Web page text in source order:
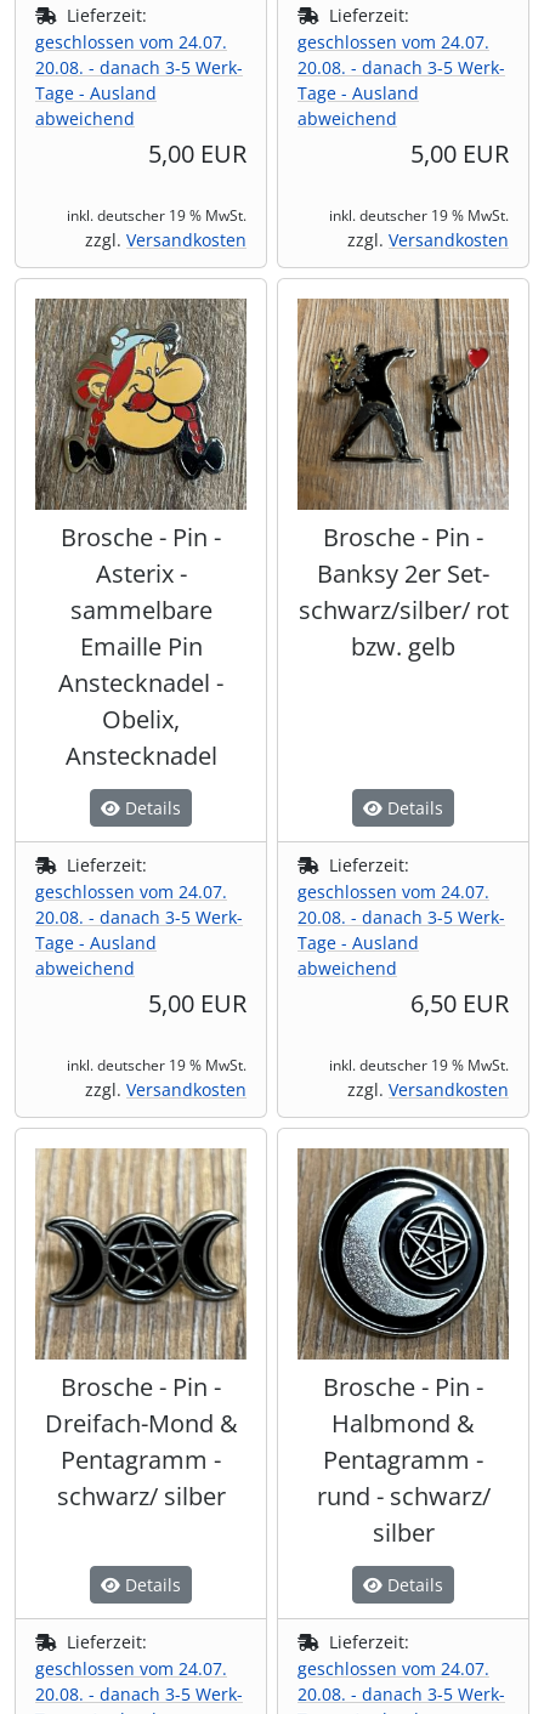
Lieferzeit:
geschlossen vom 24.07.
20.08. - danach 3-5 Werk-
Tage - Ausland
abweichend
5,00 EUR
inkl. deutscher 19 % MwSt.
zzgl. Versandkosten
Lieferzeit:
geschlossen vom 24.07.
20.08. - danach 3-5 Werk-
Tage - Ausland
abweichend
5,00 EUR
inkl. deutscher 19 % MwSt.
zzgl. Versandkosten
Brosche - Pin -
Asterix -
sammelbare
Emaille Pin
Anstecknadel -
Obelix,
Anstecknadel
Details
Lieferzeit:
geschlossen vom 24.07.
20.08. - danach 3-5 Werk-
Tage - Ausland
abweichend
5,00 EUR
inkl. deutscher 19 % MwSt.
zzgl. Versandkosten
Brosche - Pin -
Banksy 2er Set-
schwarz/silber/ rot
bzw. gelb
Details
Lieferzeit:
geschlossen vom 24.07.
20.08. - danach 3-5 Werk-
Tage - Ausland
abweichend
6,50 EUR
inkl. deutscher 19 % MwSt.
zzgl. Versandkosten
Brosche - Pin -
Dreifach-Mond &
Pentagramm -
schwarz/ silber
Details
Lieferzeit:
geschlossen vom 24.07.
20.08. - danach 3-5 Werk-
Brosche - Pin -
Halbmond &
Pentagramm -
rund - schwarz/
silber
Details
Lieferzeit:
geschlossen vom 24.07.
20.08. - danach 3-5 Werk-